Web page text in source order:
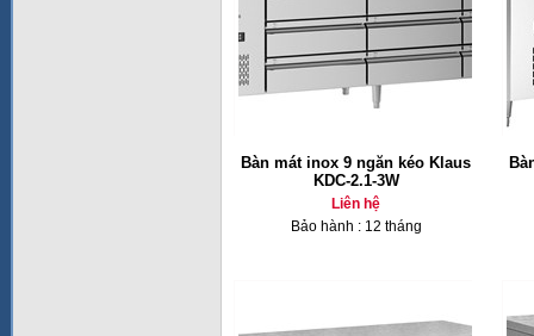
Bàn mát inox 9 ngăn kéo Klaus
KDC-2.1-3W
Liên hệ
Bảo hành : 12 tháng